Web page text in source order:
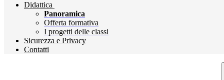
Didattica
Panoramica
Offerta formativa
I progetti delle classi
Sicurezza e Privacy
Contatti